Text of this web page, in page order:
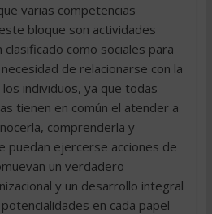
varias competencias
bloque son actividades
clasificado como sociales para
de relacionarse con la
individuos, ya que todas
tienen en común el atender a
comprenderla y
puedan ejercerse acciones de
un verdadero
y un desarrollo integral
en cada papel